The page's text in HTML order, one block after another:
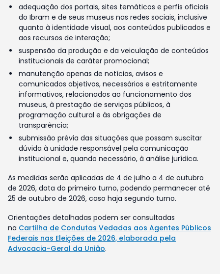
adequação dos portais, sites temáticos e perfis oficiais
do Ibram e de seus museus nas redes sociais, inclusive
quanto à identidade visual, aos conteúdos publicados e
aos recursos de interação;
suspensão da produção e da veiculação de conteúdos
institucionais de caráter promocional;
manutenção apenas de notícias, avisos e
comunicados objetivos, necessários e estritamente
informativos, relacionados ao funcionamento dos
museus, à prestação de serviços públicos, à
programação cultural e às obrigações de
transparência;
submissão prévia das situações que possam suscitar
dúvida à unidade responsável pela comunicação
institucional e, quando necessário, à análise jurídica.
As medidas serão aplicadas de 4 de julho a 4 de outubro
de 2026, data do primeiro turno, podendo permanecer até
25 de outubro de 2026, caso haja segundo turno.
Orientações detalhadas podem ser consultadas
na Cartilha de Condutas Vedadas aos Agentes Públicos
Federais nas Eleições de 2026, elaborada pela
Advocacia-Geral da União.